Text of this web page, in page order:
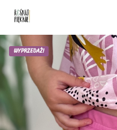
WYPRZEDAŻ!